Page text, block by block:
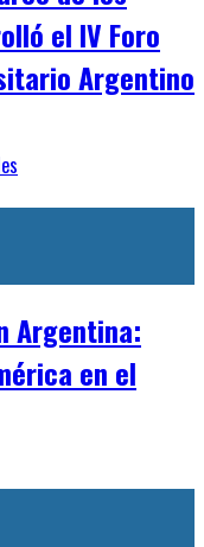
el IV Foro
Argentino
Argentina:
en el